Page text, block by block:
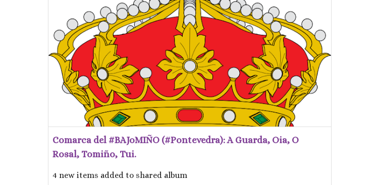
Comarca del #BAJoMIÑO (#Pontevedra): A Guarda, Oia, O
Rosal, Tomiño, Tui.
4 new items added to shared album